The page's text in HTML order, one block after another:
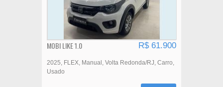
MOBI LIKE 1.0 R$ 61.900
2025 FLEX Manual Volta Redonda/RJ Carro
Usado